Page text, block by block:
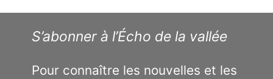
S’abonner à l’Écho de la vallée
Pour connaître les nouvelles et les